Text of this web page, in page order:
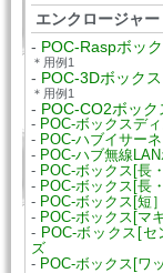
エンクロージャー
- POC-Raspボッ
＊用例1
- POC-3Dボックス
＊用例1
- POC-CO2ボック
- POC-ボックスデ
- POC-ハブイサー
- POC-ハブ無線
- POC-ボックス[長
- POC-ボックス[長
- POC-ボックス[短
- POC-ボックス[マ
- POC-ボックス[
ズ
- POC-ボックス[ワ